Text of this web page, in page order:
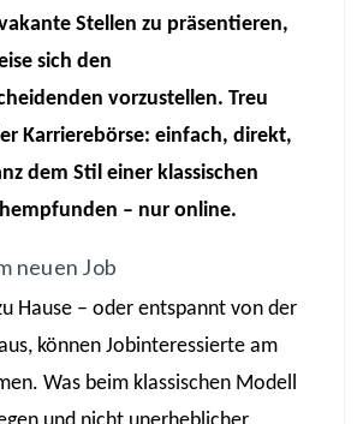
Stellen zu präsentieren,
sich den
vorzustellen. Treu
Karrierebörse: einfach, direkt,
dem Stil einer klassischen
– nur online.
neuen Job
Hause – oder entspannt von der
können Jobinteressierte am
Was beim klassischen Modell